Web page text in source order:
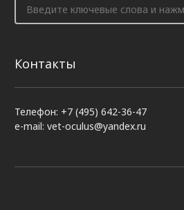
Контакты
Телефон: +7 (495) 642-36-47
e-mail: vet-oculus@yandex.ru